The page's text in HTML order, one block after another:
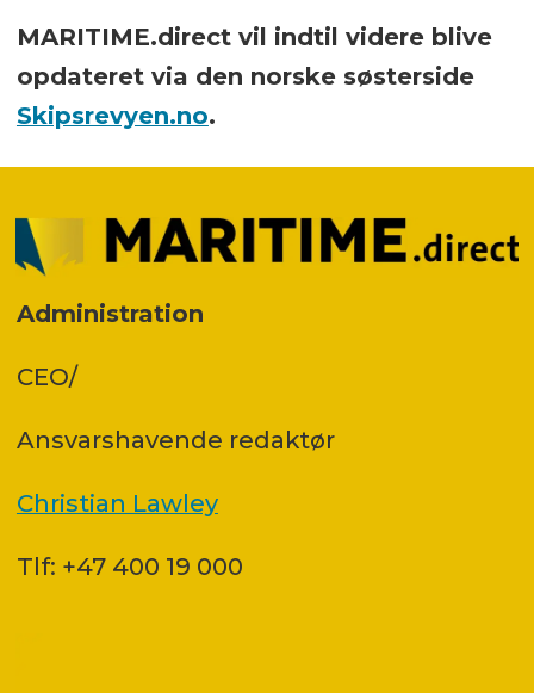
MARITIME.direct vil indtil videre blive
opdateret via den norske søsterside
Skipsrevyen.no.
Administration
CEO/
Ansvars­havende redaktør
Christian Lawley
Tlf: +47 400 19 000